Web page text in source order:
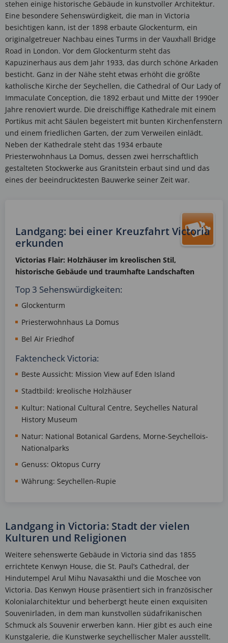
stehen einige historische Gebäude in kunstvoller Architektur.
Eine besondere Sehenswürdigkeit, die man in Victoria
besichtigen kann, ist der 1898 erbaute Glockenturm, ein
originalgetreuer Nachbau eines Turms in der Vauxhall Bridge
Road in London. Vor dem Glockenturm steht das
Kapuzinerhaus aus dem Jahr 1933, das durch schöne Arkaden
besticht. Ganz in der Nähe steht etwas erhöht die größte
katholische Kirche der Seychellen, die Cathedral of Our Lady of
Immaculate Conception, die 1892 erbaut und Mitte der 1990er
Jahre renoviert wurde. Die dreischiffige Kathedrale mit einem
Portikus mit acht Säulen begeistert mit bunten Kirchenfenstern
und einem friedlichen Garten, der zum Verweilen einlädt.
Neben der Kathedrale steht das 1934 erbaute
Priesterwohnhaus La Domus, dessen zwei herrschaftlich
gestalteten Stockwerke aus Granitstein erbaut sind und das
eines der beeindrucktesten Bauwerke seiner Zeit war.
Landgang: bei einer Kreuzfahrt Victoria
erkunden
Victorias Flair: Holzhäuser im kreolischen Stil,
historische Gebäude und traumhafte Landschaften
Top 3 Sehenswürdigkeiten:
Glockenturm
Priesterwohnhaus La Domus
Bel Air Friedhof
Faktencheck Victoria:
Beste Aussicht: Mission View auf Eden Island
Stadtbild: kreolische Holzhäuser
Kultur: National Cultural Centre, Seychelles Natural
History Museum
Natur: National Botanical Gardens, Morne-Seychellois-
Nationalparks
Genuss: Oktopus Curry
Währung: Seychellen-Rupie
Landgang in Victoria: Stadt der vielen
Kulturen und Religionen
Weitere sehenswerte Gebäude in Victoria sind das 1855
errichtete Kenwyn House, die St. Paul’s Cathedral, der
Hindutempel Arul Mihu Navasakthi und die Moschee von
Victoria. Das Kenwyn House präsentiert sich in französischer
Kolonialarchitektur und beherbergt heute einen exquisiten
Souvenirladen, in dem man kunstvollen südafrikanischen
Schmuck als Souvenir erwerben kann. Hier gibt es auch eine
Kunstgalerie, die Kunstwerke seychellischer Maler ausstellt.